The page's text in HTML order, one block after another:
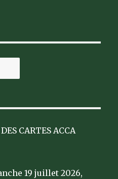
CARTES ACCA
19 juillet 2026,